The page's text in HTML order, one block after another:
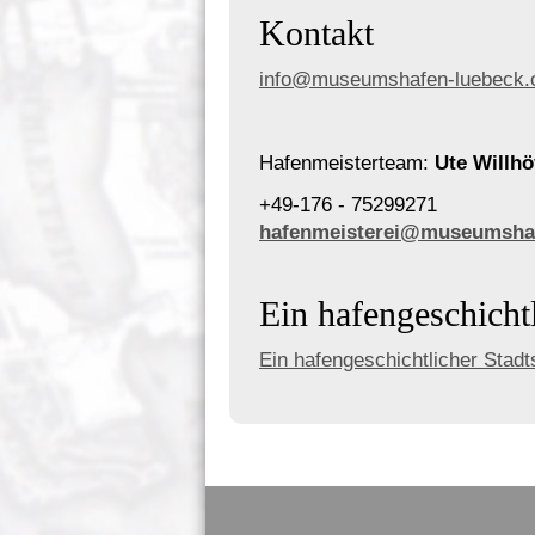
Kontakt
info@museumshafen-
Hafenmeisterteam: Ute
+49-176 - 75299271
Ein
Ein hafengeschichtlicher